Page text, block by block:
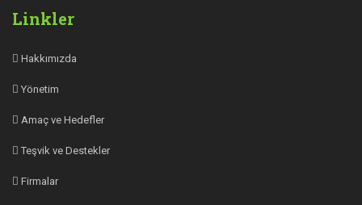
Linkler
Hakkımızda
Yönetim
Amaç ve Hedefler
Teşvik ve Destekler
Firmalar